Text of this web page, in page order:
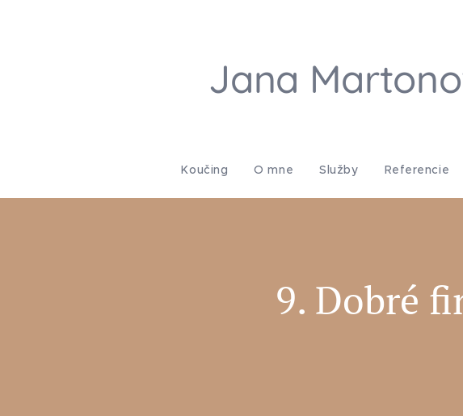
Jana
Koučing O mne Služby Referencie
9. Dobré